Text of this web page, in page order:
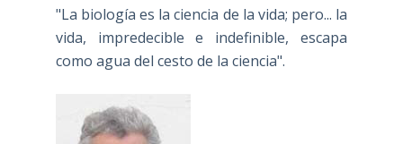
"La biología es la ciencia de la vida; pero... la
vida, impredecible e indefinible, escapa
como agua del cesto de la ciencia".